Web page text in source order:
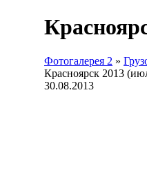
Фотогалерея 2 »
Красноярск 2013
30.08.2013